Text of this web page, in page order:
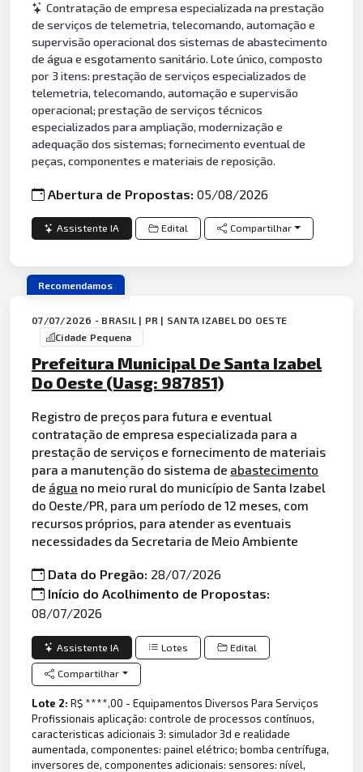
Contratação de empresa especializada na prestação
de serviços de telemetria, telecomando, automação e
supervisão operacional dos sistemas de abastecimento
de água e esgotamento sanitário. Lote único, composto
por 3 itens: prestação de serviços especializados de
telemetria, telecomando, automação e supervisão
operacional; prestação de serviços técnicos
especializados para ampliação, modernização e
adequação dos sistemas; fornecimento eventual de
peças, componentes e materiais de reposição.
Abertura de Propostas:05/08/2026
Assistente IA Edital Compartilhar
Recomendamos
07/07/2026 - BRASIL | PR | SANTA IZABEL DO OESTE
Cidade Pequena
Prefeitura Municipal De Santa Izabel
Do Oeste (Uasg: 987851)
Registro de preços para futura e eventual
contratação de empresa especializada para a
prestação de serviços e fornecimento de materiais
para a manutenção do sistema de abastecimento
de água no meio rural do município de Santa Izabel
do Oeste/PR, para um período de 12 meses, com
recursos próprios, para atender as eventuais
necessidades da Secretaria de Meio Ambiente
Data do Pregão: 28/07/2026
Início do Acolhimento de Propostas:
08/07/2026
Assistente IA Lotes Edital
Compartilhar
Lote 2:R$ ****,00 - Equipamentos Diversos Para Serviços
Profissionais aplicação: controle de processos contínuos,
caracteristicas adicionais 3: simulador 3d e realidade
aumentada, componentes: painel elétrico; bomba centrífuga,
inversores de, componentes adicionais: sensores: nível,